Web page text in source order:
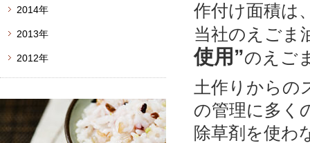
作付け面積は
当社のえごま
使用”のえご
土作りからの
の管理に多く
除草剤を使わ
2014年
2013年
2012年